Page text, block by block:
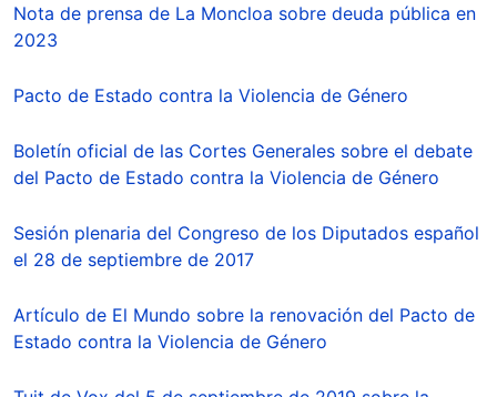
Nota de prensa de La Moncloa sobre deuda pública en
2023
Pacto de Estado contra la Violencia de Género
Boletín oficial de las Cortes Generales sobre el debate
del Pacto de Estado contra la Violencia de Género
Sesión plenaria del Congreso de los Diputados español
el 28 de septiembre de 2017
Artículo de El Mundo sobre la renovación del Pacto de
Estado contra la Violencia de Género